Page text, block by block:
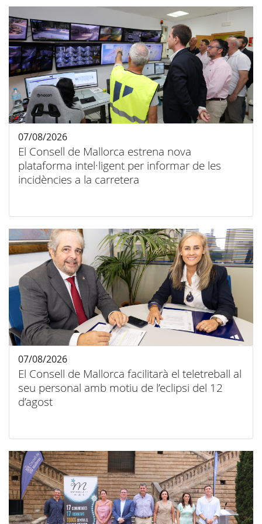
El Consell de Mallorca estrena nova
plataforma intel·ligent per informar de les
incidències a la carretera
07/08/2026
El Consell de Mallorca facilitarà el teletreball al
seu personal amb motiu de l’eclipsi del 12
d’agost
07/08/2026